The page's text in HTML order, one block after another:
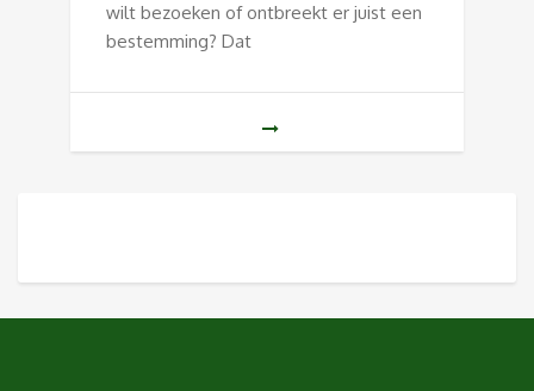
wilt bezoeken of ontbreekt er juist een
bestemming? Dat